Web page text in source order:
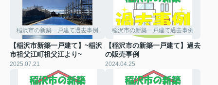
稲沢市の新築一戸建て過去事例
【稲沢市新築一戸建て】~稲沢
市祖父江町祖父江より~
2025.07.21
稲沢市の新築一戸建て過去事例
【稲沢市の新築一戸建て】過去
の販売事例
2024.04.25